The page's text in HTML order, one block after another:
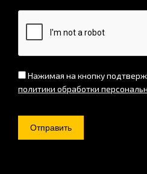
Нажимая на кнопку
политики обработки